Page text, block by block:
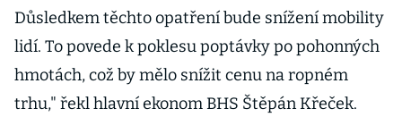
Důsledkem těchto opatření bude snížení mobility
lidí. To povede k poklesu poptávky po pohonných
hmotách, což by mělo snížit cenu na ropném
trhu," řekl hlavní ekonom BHS Štěpán Křeček.